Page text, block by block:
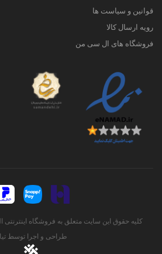
قوانین و سیاست ها
رویه ارسال کالا
فروشگاه های ال سی من
کلیه حقوق این سایت متعلق به فروشگاه اینترنتی
طراحی و اجرا توسط